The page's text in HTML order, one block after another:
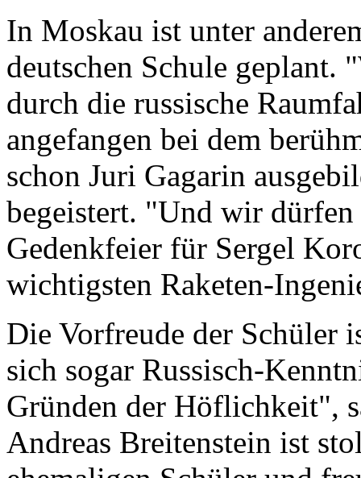
In Moskau ist unter
deutschen Schule geplant.
durch die russische
angefangen bei dem
schon Juri Gagarin
begeistert. "Und wir
Gedenkfeier für Sergel
wichtigsten Raketen-
Die Vorfreude der Schüler
sich sogar Russisch-
Gründen der Höflichkeit",
Andreas Breitenstein ist